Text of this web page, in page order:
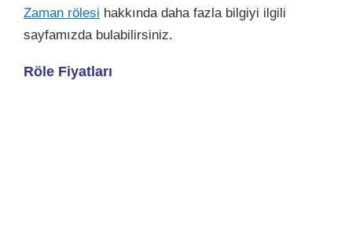
Zaman rölesi hakkında daha fazla bilgiyi ilgili
sayfamızda bulabilirsiniz.
Röle Fiyatları